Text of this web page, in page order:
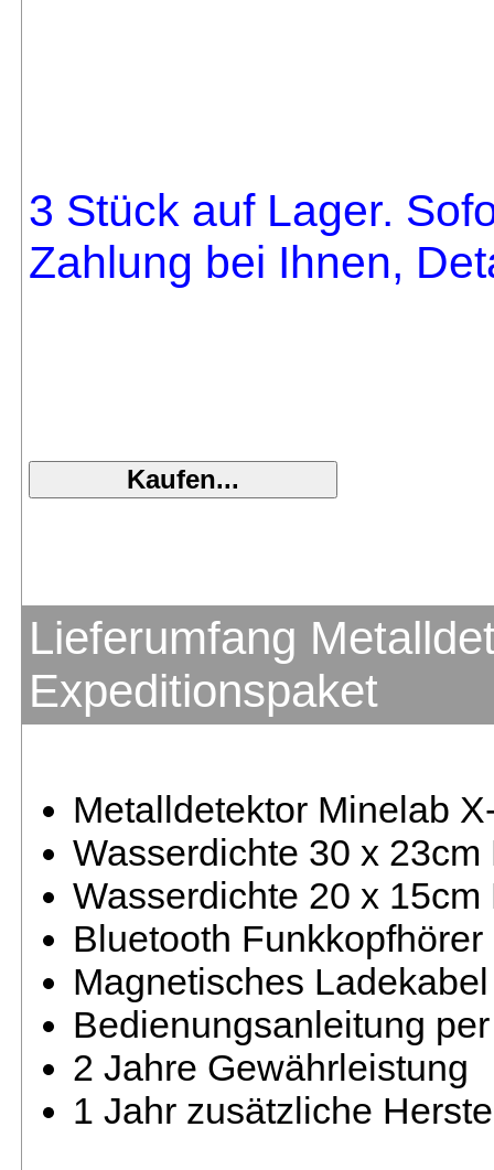
3 Stück auf Lager.
Zahlung bei Ihnen,
Lieferumfang
Expeditionspaket
Metalldetektor Minelab
Wasserdichte 30 x
Wasserdichte 20 x
Bluetooth Funkkopfhörer
Magnetisches Ladekabel
Bedienungsanleitung
2 Jahre Gewährleistung
1 Jahr zusätzliche